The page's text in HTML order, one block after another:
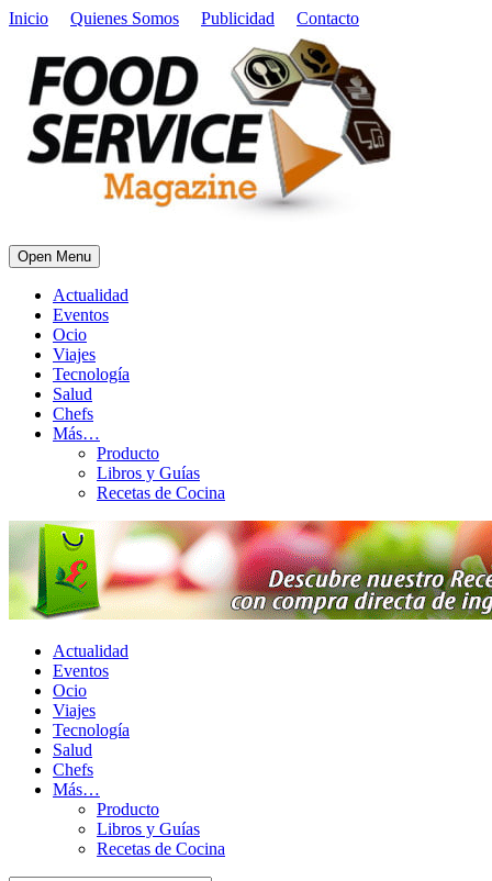
Inicio Quienes Somos Publicidad Contacto
Open Menu
Actualidad
Eventos
Ocio
Viajes
Tecnología
Salud
Chefs
Más…
Producto
Libros y Guías
Recetas de Cocina
Actualidad
Eventos
Ocio
Viajes
Tecnología
Salud
Chefs
Más…
Producto
Libros y Guías
Recetas de Cocina